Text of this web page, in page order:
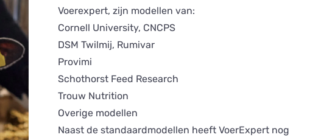
Voerexpert, zijn modellen van:
Cornell University, CNCPS
DSM Twilmij, Rumivar
Provimi
Schothorst Feed Research
Trouw Nutrition
Overige modellen
Naast de standaardmodellen heeft VoerExpert nog